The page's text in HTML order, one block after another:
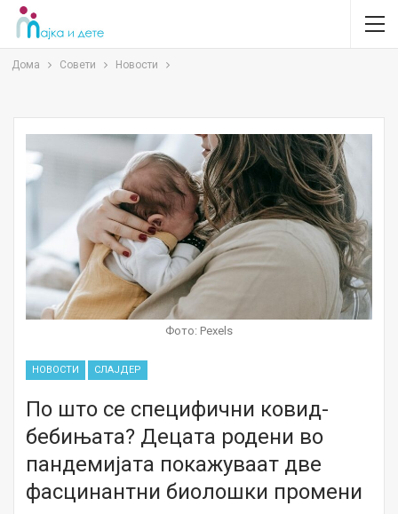
Дома Совети Новости
Фото: Pexels
НОВОСТИ СЛАЈДЕР
По што се специфични ковид-
бебињата? Децата родени во
пандемијата покажуваат две
фасцинантни биолошки промени